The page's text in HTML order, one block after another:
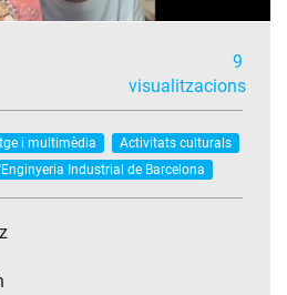
9
visualitzacions
i multimèdia
Activitats culturals
Industrial de Barcelona